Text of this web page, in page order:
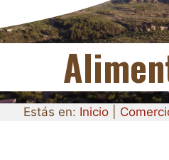
Estás en: Inicio|